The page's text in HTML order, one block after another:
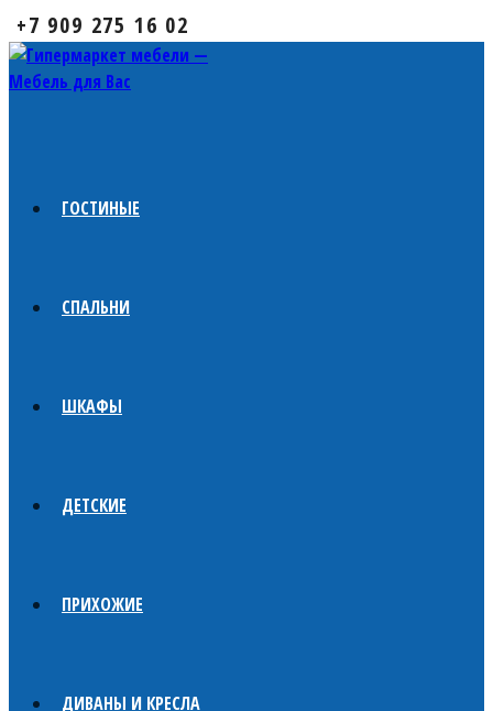
+7 909 275 16 02
ГОСТИНЫЕ
СПАЛЬНИ
ШКАФЫ
ДЕТСКИЕ
ПРИХОЖИЕ
ДИВАНЫ И КРЕСЛА